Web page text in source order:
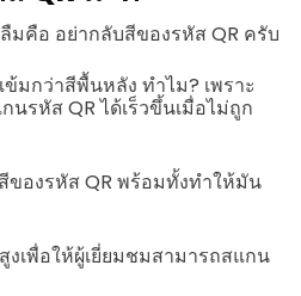
คือ อย่ากลับสีของรหัส QR ครับ
มกว่าสีพื้นหลัง ทำไม? เพราะ
นรหัส QR ได้เร็วขึ้นเมื่อไม่ถูก
องรหัส QR พร้อมทั้งทำให้มัน
งเพื่อให้ผู้เยี่ยมชมสามารถสแกน